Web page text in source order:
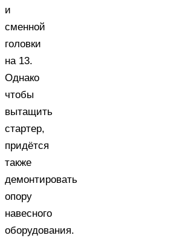
и
сменной
головки
на 13.
Однако
чтобы
вытащить
стартер,
придётся
также
демонтировать
опору
навесного
оборудования.